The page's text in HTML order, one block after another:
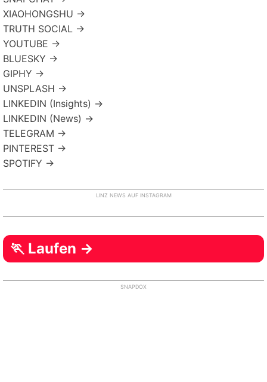
XIAOHONGSHU →
TRUTH SOCIAL →
YOUTUBE →
BLUESKY →
GIPHY →
UNSPLASH →
LINKEDIN (Insights) →
LINKEDIN (News) →
TELEGRAM →
PINTEREST →
SPOTIFY →
LINZ NEWS AUF INSTAGRAM
🏃 Laufen →
SNAPDOX